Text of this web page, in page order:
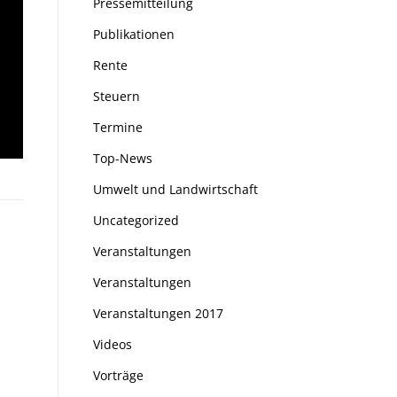
Publikationen
Rente
Steuern
Termine
Top-News
Umwelt und Landwirtschaft
Uncategorized
Veranstaltungen
Veranstaltungen
Veranstaltungen 2017
Videos
Vorträge